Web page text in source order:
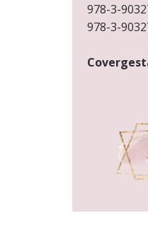
978-3-
978-3-